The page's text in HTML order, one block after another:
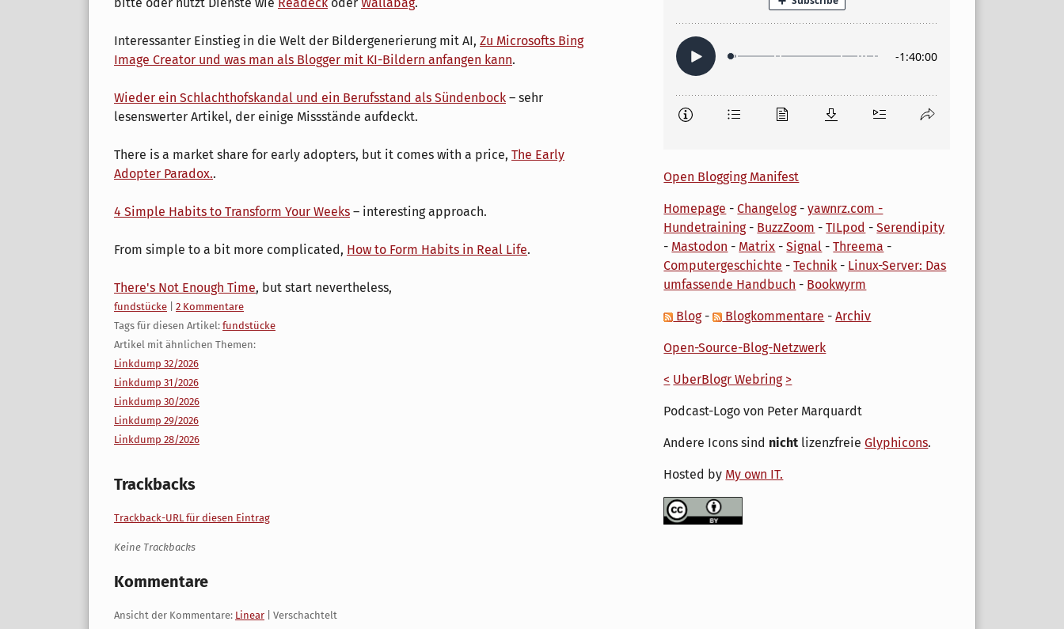
bitte oder nutzt Dienste wie Readeck oder Wallabag.
Interessanter Einstieg in die Welt der Bildergenerierung mit AI, Zu Microsofts Bing
Image Creator und was man als Blogger mit KI-Bildern anfangen kann.
Wieder ein Schlachthofskandal und ein Berufsstand als Sündenbock – sehr
lesenswerter Artikel, der einige Missstände aufdeckt.
There is a market share for early adopters, but it comes with a price, The Early
Adopter Paradox..
4 Simple Habits to Transform Your Weeks – interesting approach.
From simple to a bit more complicated, How to Form Habits in Real Life.
There's Not Enough Time, but start nevertheless,
Kategorien:
fundstücke
2 Kommentare
Tags für diesen Artikel: fundstücke
Artikel mit ähnlichen Themen:
Linkdump 32/2026
Linkdump 31/2026
Linkdump 30/2026
Linkdump 29/2026
Linkdump 28/2026
Trackbacks
Trackback-URL für diesen Eintrag
Keine Trackbacks
Kommentare
Ansicht der Kommentare: Linear | Verschachtelt
Open Blogging Manifest
Homepage -Changelog-yawnrz.com -
Hundetraining- BuzzZoom -TILpod -Serendipity
- Mastodon - Matrix -Signal -Threema -
Computergeschichte -Technik - Linux-Server: Das
umfassende Handbuch - Bookwyrm
Blog- Blogkommentare -Archiv
Open-Source-Blog-Netzwerk
< UberBlogr Webring >
Podcast-Logo von Peter Marquardt
Andere Icons sind nicht lizenzfreieGlyphicons.
Hosted by My own IT.